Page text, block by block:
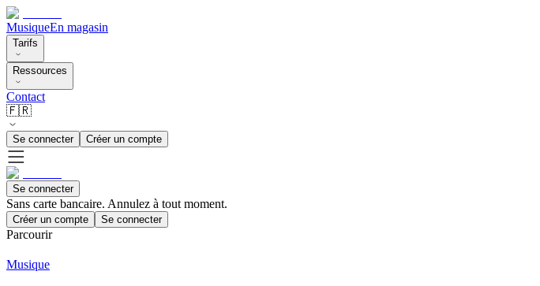
MusiqueEn magasin
Tarifs
Ressources
Contact
🇫🇷
Se connecter Créer un compte
Se connecter
Sans carte bancaire. Annulez à tout moment.
Créer un compte Se connecter
Parcourir
Musique